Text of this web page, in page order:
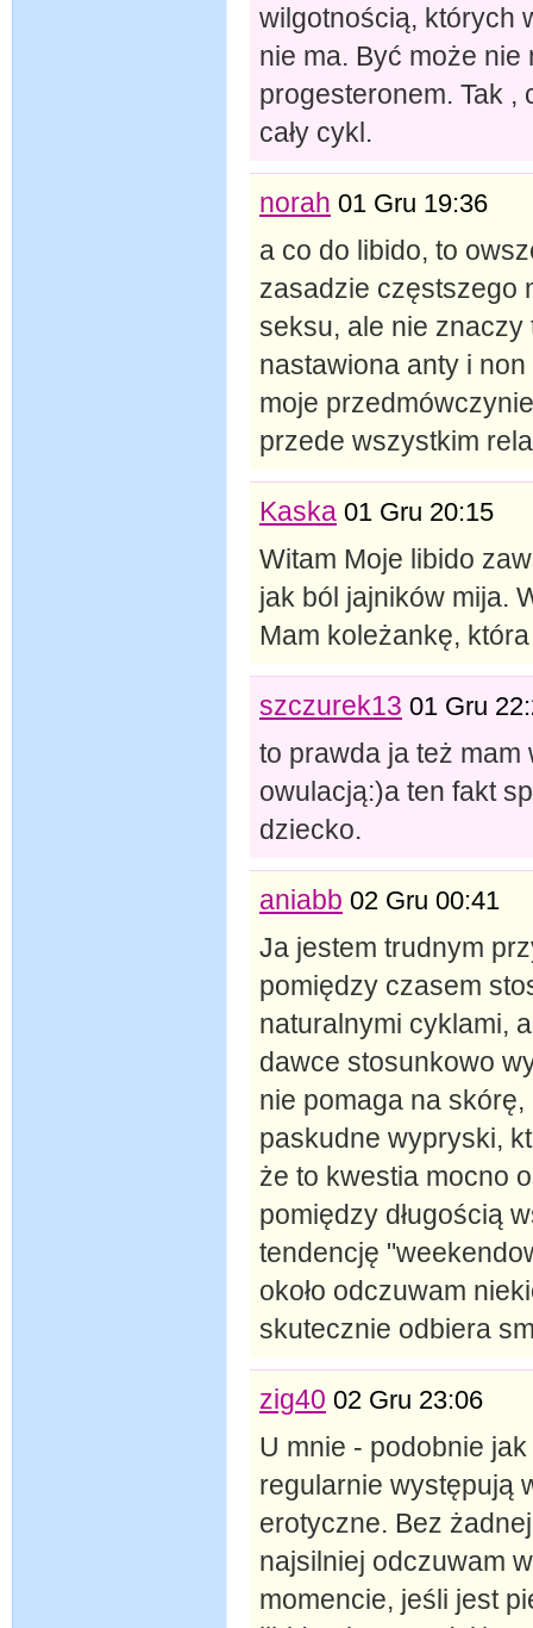
wilgotnością, których
nie ma. Być może
progesteronem. Tak ,
cały cykl.
norah 01 Gru 19:36
a co do libido, to
zasadzie częstszego
seksu, ale nie znaczy
nastawiona anty i non
moje
przede wszystkim
Kaska 01 Gru 20:15
Witam Moje libido
jak ból jajników mija.
Mam koleżankę,
szczurek13 01 Gru
to prawda ja też
owulacją:)a ten fakt
dziecko.
aniabb 02 Gru 00:41
Ja jestem trudnym
pomiędzy czasem
naturalnymi cyklami,
dawce stosunkowo
nie pomaga na
paskudne wypryski,
że to kwestia mocno
pomiędzy długością
tendencję
około odczuwam
skutecznie odbiera
zig40 02 Gru 23:06
U mnie - podobnie
regularnie występują
erotyczne. Bez
najsilniej odczuwam
momencie, jeśli jest